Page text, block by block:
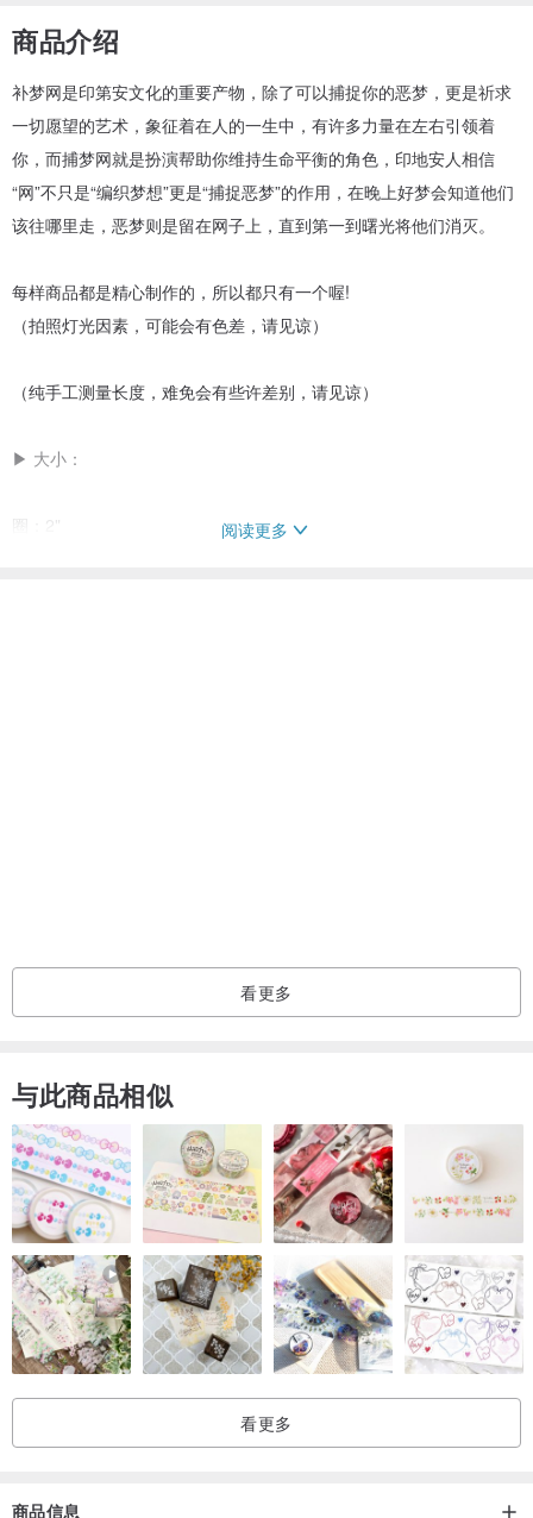
商品介绍
补梦网是印第安文化的重要产物，除了可以捕捉你的恶梦，更是祈求
一切愿望的艺术，象征着在人的一生中，有许多力量在左右引领着
你，而捕梦网就是扮演帮助你维持生命平衡的角色，印地安人相信
“网”不只是“编织梦想”更是“捕捉恶梦”的作用，在晚上好梦会知道他们
该往哪里走，恶梦则是留在网子上，直到第一到曙光将他们消灭。
每样商品都是精心制作的，所以都只有一个喔!
（拍照灯光因素，可能会有色差，请见谅）
（纯手工测量长度，难免会有些许差别，请见谅）
▶︎ 大小：
圈：2"
阅读更多
看更多
与此商品相似
看更多
商品信息